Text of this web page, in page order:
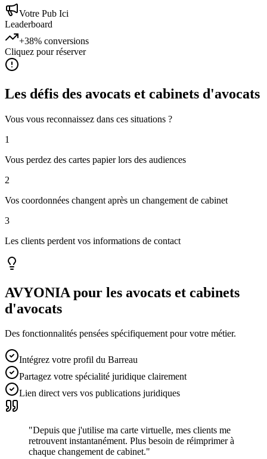
Votre Pub Ici
Leaderboard
+38% conversions
Cliquez pour réserver
Les défis des avocats et cabinets d'avocats
Vous vous reconnaissez dans ces situations ?
1
Vous perdez des cartes papier lors des audiences
2
Vos coordonnées changent après un changement de cabinet
3
Les clients perdent vos informations de contact
AVYONIA pour les avocats et cabinets
d'avocats
Des fonctionnalités pensées spécifiquement pour votre métier.
Intégrez votre profil du Barreau
Partagez votre spécialité juridique clairement
Lien direct vers vos publications juridiques
"Depuis que j'utilise ma carte virtuelle, mes clients me
retrouvent instantanément. Plus besoin de réimprimer à
chaque changement de cabinet."